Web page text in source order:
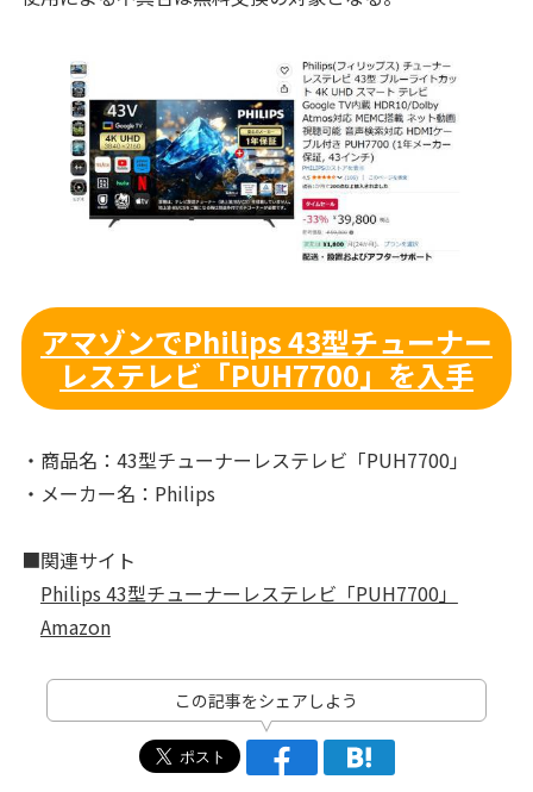
アマゾンでPhilips 43型チューナー
レステレビ「PUH7700」を入手
・商品名：43型チューナーレステレビ「PUH7700」
・メーカー名：Philips
■関連サイト
Philips 43型チューナーレステレビ「PUH7700」
Amazon
この記事をシェアしよう